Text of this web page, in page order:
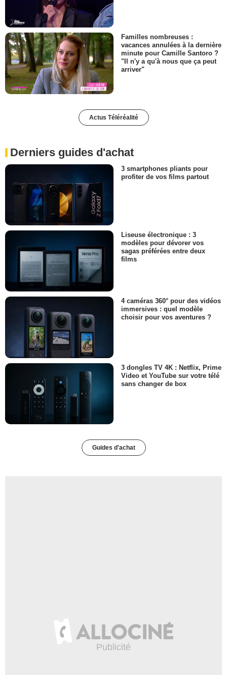
Familles nombreuses :
vacances annulées à la dernière
minute pour Camille Santoro ?
"Il n'y a qu'à nous que ça peut
arriver"
Actus Téléréalité
Derniers guides d'achat
3 smartphones pliants pour
profiter de vos films partout
Liseuse électronique : 3
modèles pour dévorer vos
sagas préférées entre deux
films
4 caméras 360° pour des vidéos
immersives : quel modèle
choisir pour vos aventures ?
3 dongles TV 4K : Netflix, Prime
Video et YouTube sur votre télé
sans changer de box
Guides d'achat